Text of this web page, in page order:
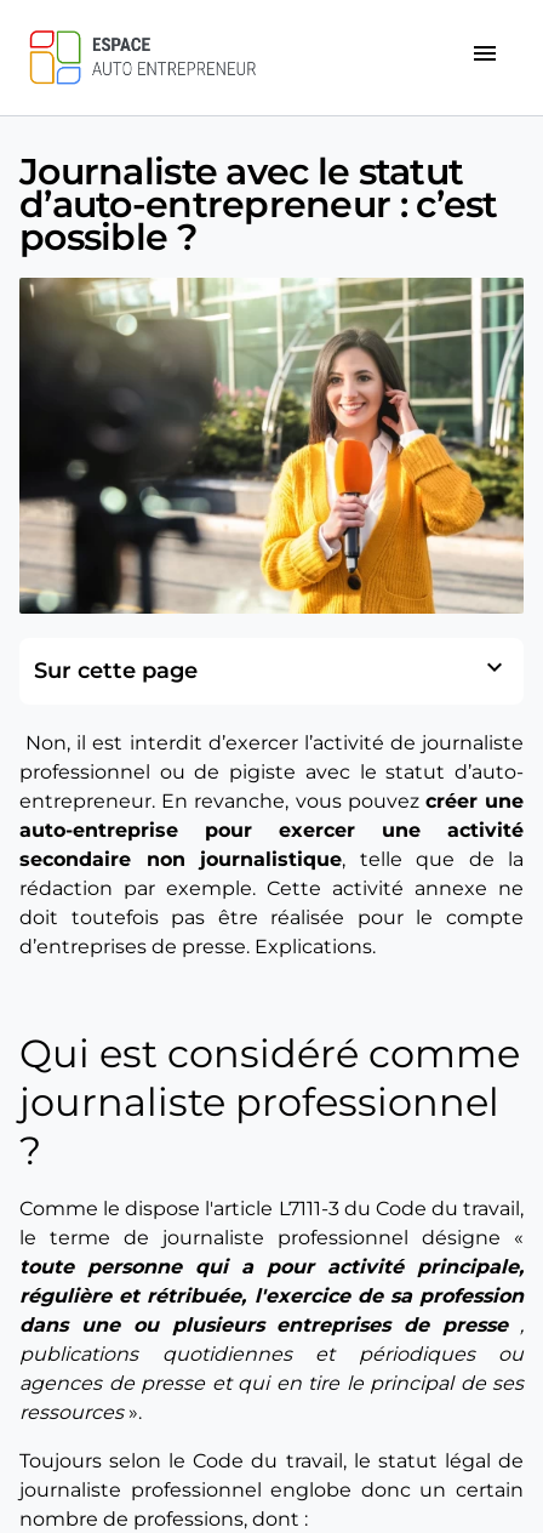
menu
Journaliste avec le statut
d’auto-entrepreneur : c’est
possible ?
Sur cette page expand_more
Non, il est interdit d’exercer l’activité de journaliste
professionnel ou de pigiste avec le statut d’auto-
entrepreneur. En revanche, vous pouvez créer une
auto-entreprise pour exercer une activité
secondaire non journalistique, telle que de la
rédaction par exemple. Cette activité annexe ne
doit toutefois pas être réalisée pour le compte
d’entreprises de presse. Explications.
Qui est considéré comme
journaliste professionnel
?
Comme le dispose l'article L7111-3 du Code du travail,
le terme de journaliste professionnel désigne «
toute personne qui a pour activité principale,
régulière et rétribuée, l'exercice de sa profession
dans une ou plusieurs entreprises de presse ,
publications quotidiennes et périodiques ou
agences de presse et qui en tire le principal de ses
ressources».
Toujours selon le Code du travail, le statut légal de
journaliste professionnel englobe donc un certain
nombre de professions, dont :